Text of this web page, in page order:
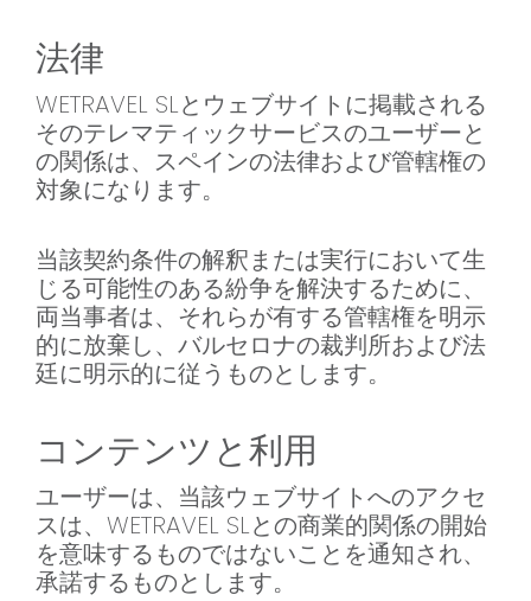
法律
WETRAVEL SLとウェブサイトに掲載される
そのテレマティックサービスのユーザーと
の関係は、スペインの法律および管轄権の
対象になります。
当該契約条件の解釈または実行において生
じる可能性のある紛争を解決するために、
両当事者は、それらが有する管轄権を明示
的に放棄し、バルセロナの裁判所および法
廷に明示的に従うものとします。
コンテンツと利用
ユーザーは、当該ウェブサイトへのアクセ
スは、WETRAVEL SLとの商業的関係の開始
を意味するものではないことを通知され、
承諾するものとします。